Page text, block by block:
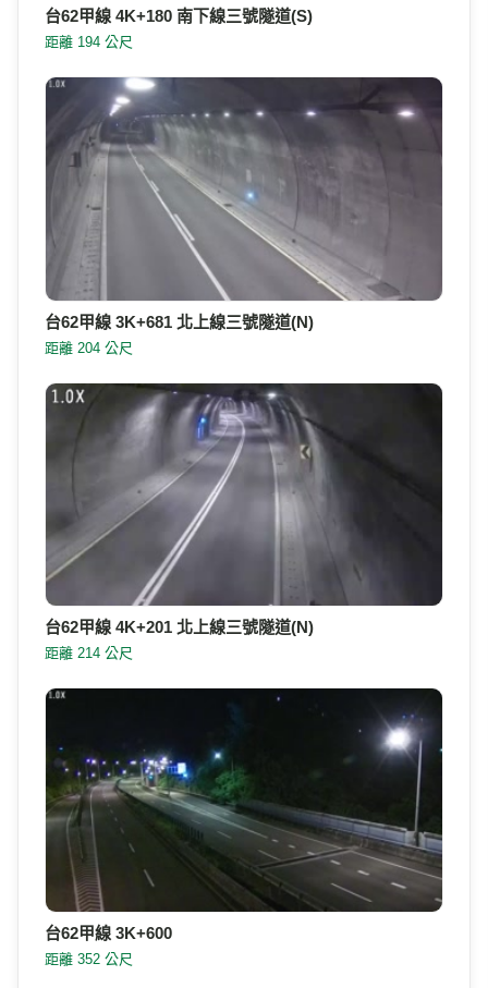
台62甲線 4K+180 南下線三號隧道(S)
距離 194 公尺
台62甲線 3K+681 北上線三號隧道(N)
距離 204 公尺
台62甲線 4K+201 北上線三號隧道(N)
距離 214 公尺
台62甲線 3K+600
距離 352 公尺